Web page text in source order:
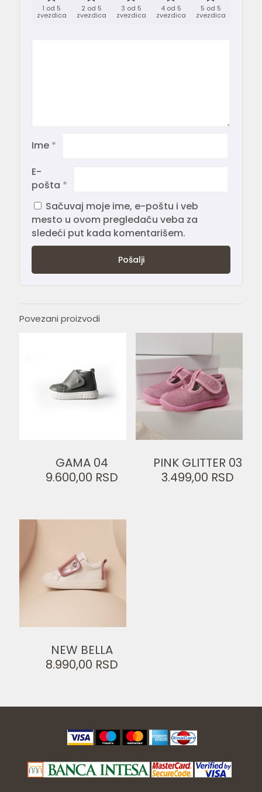
1 od 5
zvezdica
2 od 5
zvezdica
3 od 5
zvezdica
4 od 5
zvezdica
5 od 5
zvezdica
Ime *
E-
pošta *
Sačuvaj moje ime, e-poštu i veb
mesto u ovom pregledaču veba za
sledeći put kada komentarišem.
Povezani proizvodi
GAMA 04
9.600,00 RSD
PINK GLITTER 03
3.499,00 RSD
NEW BELLA
8.990,00 RSD